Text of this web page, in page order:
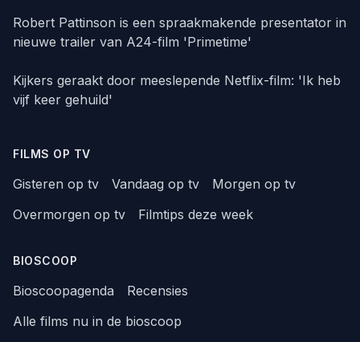
Robert Pattinson is een spraakmakende presentator in
nieuwe trailer van A24-film 'Primetime'
Kijkers geraakt door meeslepende Netflix-film: 'Ik heb
vijf keer gehuild'
FILMS OP TV
Gisteren op tv Vandaag op tv
Morgen op tv
Overmorgen op tv
Filmtips deze week
BIOSCOOP
Bioscoopagenda
Recensies
Alle films nu in de bioscoop